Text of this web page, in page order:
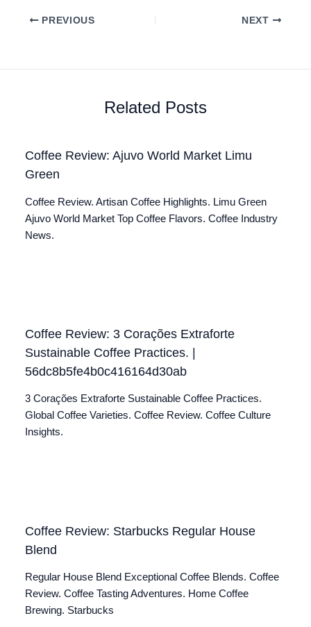
PREVIOUS NEXT
Related Posts
Coffee Review: Ajuvo World Market Limu
Green
Coffee Review. Artisan Coffee Highlights. Limu Green
Ajuvo World Market Top Coffee Flavors. Coffee Industry
News.
Coffee Review: 3 Corações Extraforte
Sustainable Coffee Practices. |
56dc8b5fe4b0c416164d30ab
3 Corações Extraforte Sustainable Coffee Practices.
Global Coffee Varieties. Coffee Review. Coffee Culture
Insights.
Coffee Review: Starbucks Regular House
Blend
Regular House Blend Exceptional Coffee Blends. Coffee
Review. Coffee Tasting Adventures. Home Coffee
Brewing. Starbucks